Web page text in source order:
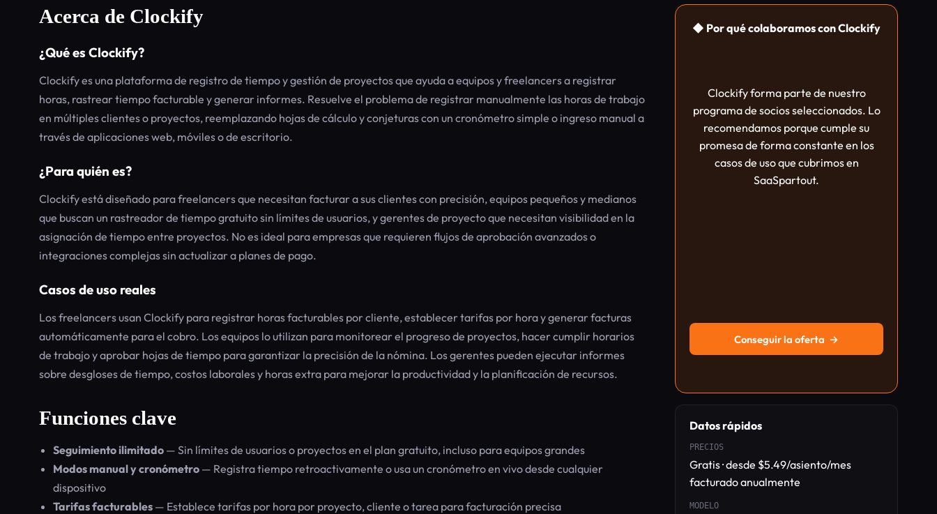
Acerca de Clockify
¿Qué es Clockify?
Clockify es una plataforma de registro de tiempo y gestión de proyectos que ayuda a equipos y freelancers a registrar
horas, rastrear tiempo facturable y generar informes. Resuelve el problema de registrar manualmente las horas de trabajo
en múltiples clientes o proyectos, reemplazando hojas de cálculo y conjeturas con un cronómetro simple o ingreso manual a
través de aplicaciones web, móviles o de escritorio.
¿Para quién es?
Clockify está diseñado para freelancers que necesitan facturar a sus clientes con precisión, equipos pequeños y medianos
que buscan un rastreador de tiempo gratuito sin límites de usuarios, y gerentes de proyecto que necesitan visibilidad en la
asignación de tiempo entre proyectos. No es ideal para empresas que requieren flujos de aprobación avanzados o
integraciones complejas sin actualizar a planes de pago.
Casos de uso reales
Los freelancers usan Clockify para registrar horas facturables por cliente, establecer tarifas por hora y generar facturas
automáticamente para el cobro. Los equipos lo utilizan para monitorear el progreso de proyectos, hacer cumplir horarios
de trabajo y aprobar hojas de tiempo para garantizar la precisión de la nómina. Los gerentes pueden ejecutar informes
sobre desgloses de tiempo, costos laborales y horas extra para mejorar la productividad y la planificación de recursos.
Funciones clave
Seguimiento ilimitado — Sin límites de usuarios o proyectos en el plan gratuito, incluso para equipos grandes
Modos manual y cronómetro — Registra tiempo retroactivamente o usa un cronómetro en vivo desde cualquier
dispositivo
Tarifas facturables — Establece tarifas por hora por proyecto, cliente o tarea para facturación precisa
◆ Por qué colaboramos con Clockify
Clockify forma parte de nuestro
programa de socios seleccionados. Lo
recomendamos porque cumple su
promesa de forma constante en los
casos de uso que cubrimos en
SaaSpartout.
Conseguir la oferta →
Datos rápidos
PRECIOS
Gratis · desde $5.49/asiento/mes
facturado anualmente
MODELO